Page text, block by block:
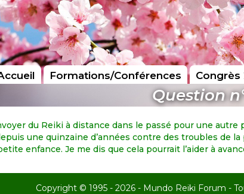
Formations/Conférences Congrès
Question
du Reiki à distance dans le passé pour une
une quinzaine d’années contre des troubles
enfance. Je me dis que cela pourrait l’aider à
Copyright © 1995 - 2026 - Mundo Reiki Forum -